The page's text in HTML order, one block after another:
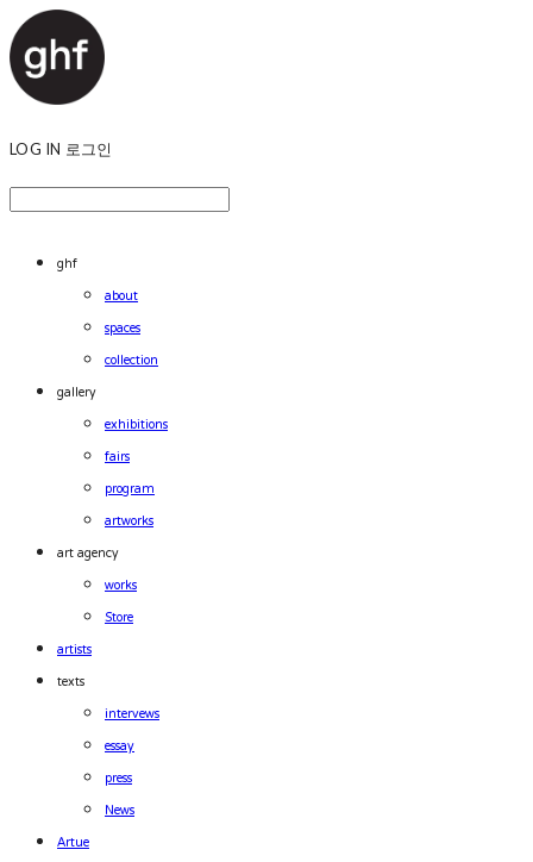
LOG IN 로그인
ghf
about
spaces
collection
gallery
exhibitions
fairs
program
artworks
art agency
works
Store
artists
texts
intervews
essay
press
News
Artue